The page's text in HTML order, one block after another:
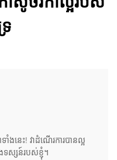
ងនេះ! វាដំណើរការបានល្អ
ទស្សន៍របស់ខ្ញុំ។